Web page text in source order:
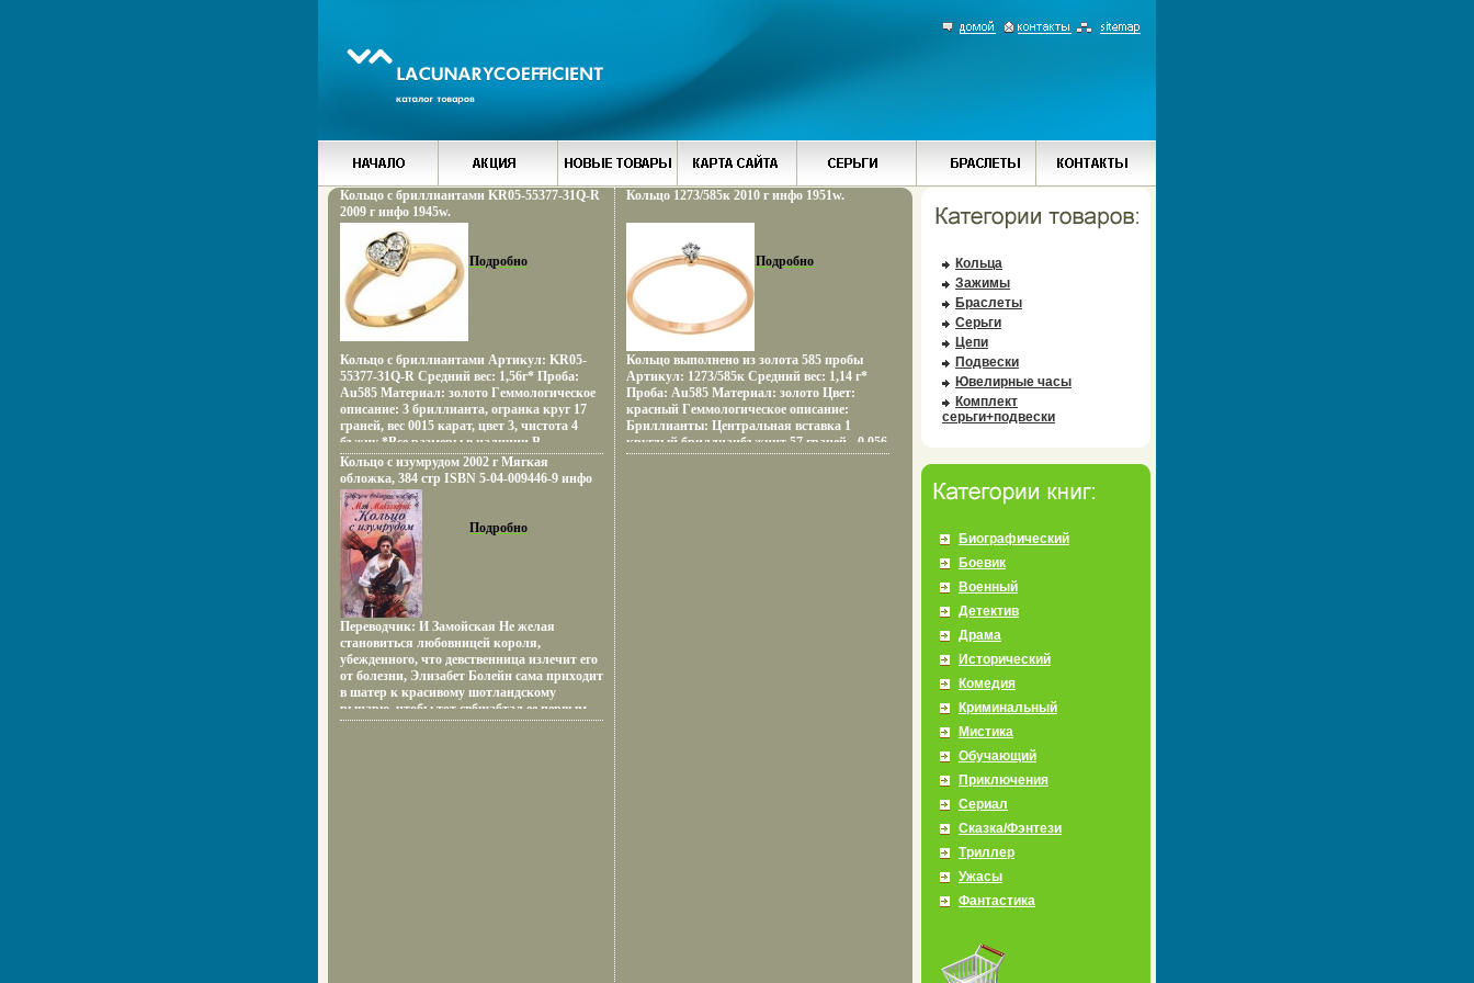
Кольцо с бриллиантами KR05-55377-31Q-R
2009 г инфо 1945w.
Подробно
Кольцо с бриллиантами Артикул: KR05-
55377-31Q-R Средний вес: 1,56г* Проба:
Au585 Материал: золото Гeммологическое
описание: 3 бриллианта, огранка круг 17
граней, вес 0015 карат, цвет 3, чистота 4
бъжну *Все размеры в наличии В
зависимости от размера изделия вес
меняется.
Кольцо с изумрудом 2002 г Мягкая
обложка, 384 стр ISBN 5-04-009446-9 инфо
11803z.
Подробно
Переводчик: И Замойская Не желая
становиться любовницей короля,
убежденного, что девственница излечит его
от болезни, Элизабет Болейн сама приходит
в шатер к красивому шотландскому
рыцарю, чтобы тот свбшабтал ее первым
мужчиной Эмрис Макферсон заинтригован
Кольцо 1273/585к 2010 г инфо 1951w.
Подробно
Кольцо выполнено из золота 585 пробы
Артикул: 1273/585к Средний вес: 1,14 г*
Проба: Au585 Материал: золото Цвет:
красный Гeммологическое описание:
Бриллианты: Центральная вставка 1
круглый бриллианбъжнцт 57 граней - 0,056
- общая каратность хар-ки 4/3А *Все
Кольца
Зажимы
Браслеты
Серьги
Цепи
Подвески
Ювелирные часы
Комплект
серьги+подвески
Биографический
Боевик
Военный
Детектив
Драма
Исторический
Комедия
Криминальный
Мистика
Обучающий
Приключения
Сериал
Сказка/Фэнтези
Триллер
Ужасы
Фантастика